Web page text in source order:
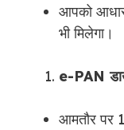
आपको
भी मिलेगा।
e-PAN
आमतौर पर